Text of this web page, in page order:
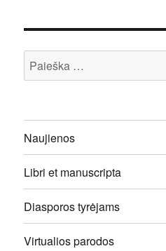
Ieškoti:
Naujienos
Libri et manuscripta
Diasporos tyrėjams
Virtualios parodos